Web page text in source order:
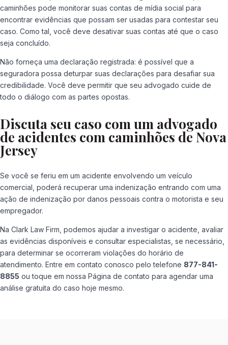
caminhões pode monitorar suas contas de mídia social para
encontrar evidências que possam ser usadas para contestar seu
caso. Como tal, você deve desativar suas contas até que o caso
seja concluído.
Não forneça uma declaração registrada: é possível que a
seguradora possa deturpar suas declarações para desafiar sua
credibilidade. Você deve permitir que seu advogado cuide de
todo o diálogo com as partes opostas.
Discuta seu caso com um advogado
de acidentes com caminhões de Nova
Jersey
Se você se feriu em um acidente envolvendo um veículo
comercial, poderá recuperar uma indenização entrando com uma
ação de indenização por danos pessoais contra o motorista e seu
empregador.
Na Clark Law Firm, podemos ajudar a investigar o acidente, avaliar
as evidências disponíveis e consultar especialistas, se necessário,
para determinar se ocorreram violações do horário de
atendimento. Entre em contato conosco pelo telefone 877-841-
8855 ou toque em nossa Página de contato para agendar uma
análise gratuita do caso hoje mesmo.